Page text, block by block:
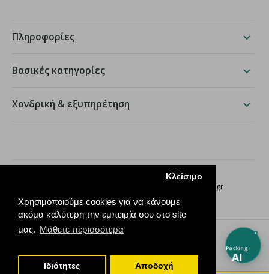
Χρησιμοποιούμε cookies για να κάνουμε
ακόμα καλύτερη την εμπειρία σου στο site
μας. Μάθετε περισσότερα
Κλείσιμο
Ιδιότητες Αποδοχή
Πληροφορίες
Βασικές κατηγορίες
Χονδρική & εξυπηρέτηση
info@packing.gr
Packing
AI